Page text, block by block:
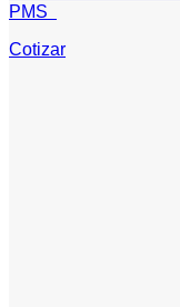
PMS
Cotizar